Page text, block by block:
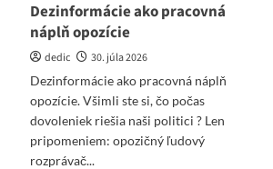
Dezinformácie ako pracovná
náplň opozície
dedic
30. júla 2026
Dezinformácie ako pracovná náplň
opozície. Všimli ste si, čo počas
dovoleniek riešia naši politici ? Len
pripomeniem: opozičný ľudový
rozprávač...